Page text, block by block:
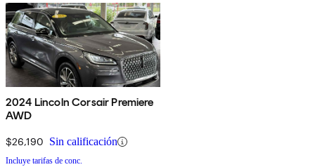
2024 Lincoln Corsair Premiere
AWD
$26,190 Sin calificación
Incluye tarifas de conc.